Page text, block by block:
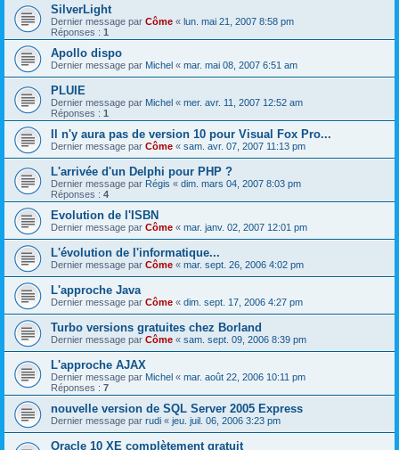
SilverLight
Dernier message par Côme « lun. mai 21, 2007 8:58 pm
Réponses : 1
Apollo dispo
Dernier message par Michel « mar. mai 08, 2007 6:51 am
PLUIE
Dernier message par Michel « mer. avr. 11, 2007 12:52 am
Réponses : 1
Il n'y aura pas de version 10 pour Visual Fox Pro...
Dernier message par Côme « sam. avr. 07, 2007 11:13 pm
L'arrivée d'un Delphi pour PHP ?
Dernier message par Régis « dim. mars 04, 2007 8:03 pm
Réponses : 4
Evolution de l'ISBN
Dernier message par Côme « mar. janv. 02, 2007 12:01 pm
L'évolution de l'informatique...
Dernier message par Côme « mar. sept. 26, 2006 4:02 pm
L'approche Java
Dernier message par Côme « dim. sept. 17, 2006 4:27 pm
Turbo versions gratuites chez Borland
Dernier message par Côme « sam. sept. 09, 2006 8:39 pm
L'approche AJAX
Dernier message par Michel « mar. août 22, 2006 10:11 pm
Réponses : 7
nouvelle version de SQL Server 2005 Express
Dernier message par rudi « jeu. juil. 06, 2006 3:23 pm
Oracle 10 XE complètement gratuit